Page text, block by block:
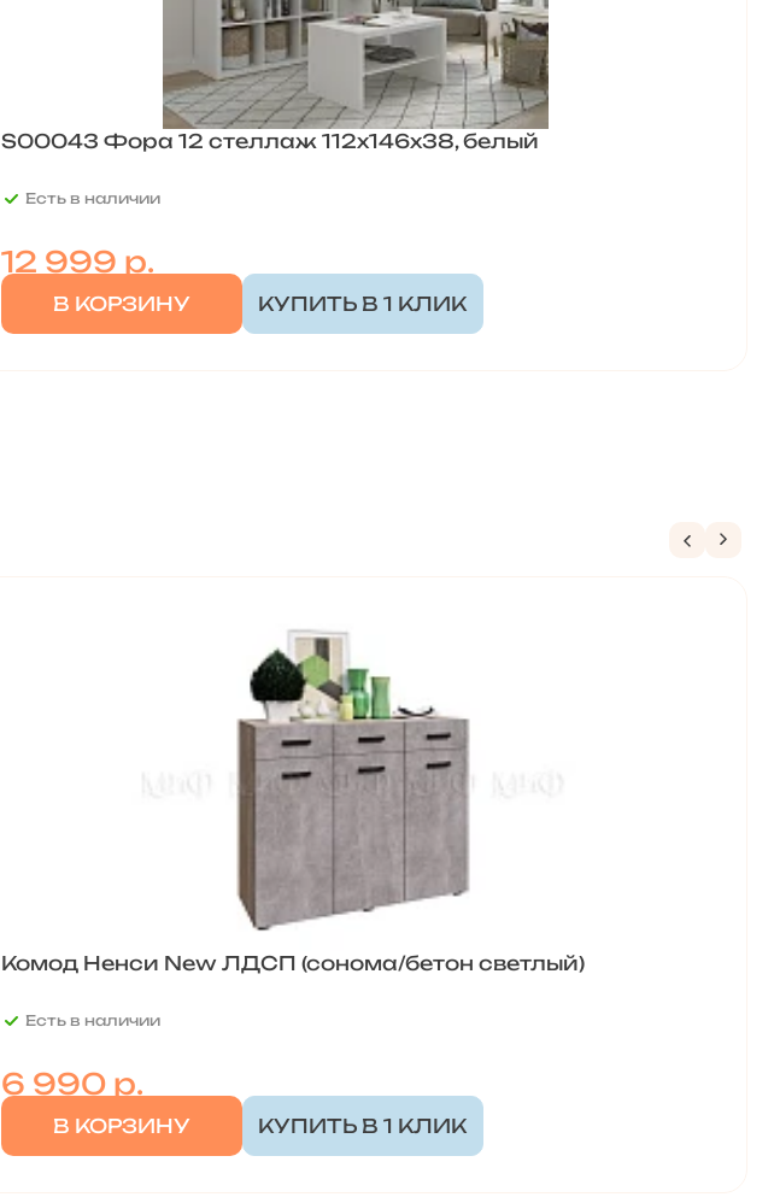
S00043 Фора 12 стеллаж 112х146х38, белый
Есть в наличии
12 999 р.
В КОРЗИНУ КУПИТЬ В 1 КЛИК
Комод Ненси New ЛДСП (сонома/бетон светлый)
Есть в наличии
6 990р.
В КОРЗИНУ КУПИТЬ В 1 КЛИК